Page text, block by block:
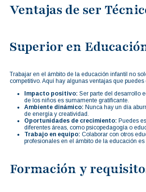
Ventajas de ser
Superior en
Trabajar en el ámbito de la educación infantil no
competitivo. Aquí hay algunas ventajas que puedes
Impacto positivo: Ser parte del desarrollo
de los niños es sumamente gratificante.
Ambiente dinámico: Nunca hay un día
de energía y creatividad.
Oportunidades de crecimiento: Puedes
diferentes áreas, como psicopedagogía o
Trabajo en equipo: Colaborar con otros
profesionales en el ámbito de la educación es
Formación y